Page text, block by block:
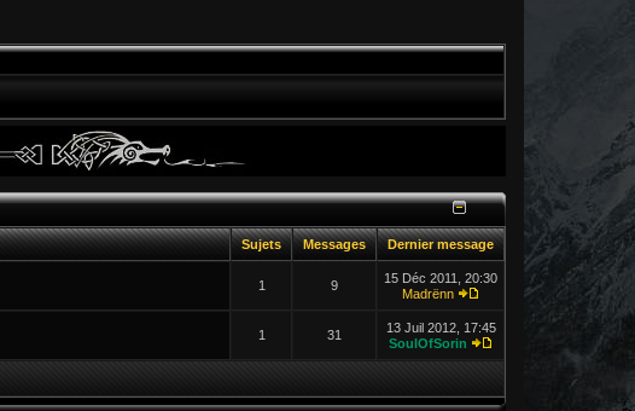
Sujets Messages Dernier message
1 9
15 Déc 2011, 20:30
Madrënn
1 31
13 Juil 2012, 17:45
SoulOfSorin